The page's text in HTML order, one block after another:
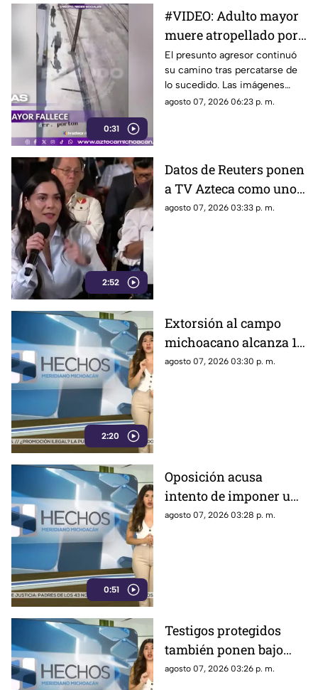
0:31
#VIDEO: Adulto mayor
muere atropellado por
tráiler tras ser
empujado.
El presunto agresor continuó
su camino tras percatarse de
lo sucedido. Las imágenes
causaron indignación en redes
agosto 07, 2026 06:23 p. m.
2:52
Datos de Reuters ponen
a TV Azteca como uno
de los medios con
agosto 07, 2026 03:33 p. m.
2:20
Extorsión al campo
michoacano alcanza 18
mil millones de pesos;
agosto 07, 2026 03:30 p. m.
0:51
Oposición acusa
intento de imponer una
sola narrativa y limitar
agosto 07, 2026 03:28 p. m.
Testigos protegidos
también ponen bajo
presión a políticos en
agosto 07, 2026 03:26 p. m.